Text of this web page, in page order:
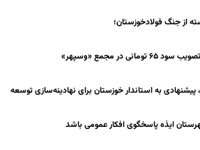
از جنگ فولادخوزستان؛
در مجمع «وسپهر»
به استاندار خوزستان برای نهادینه‌سازی توسعه
ایذه پاسخگوی افکار عمومی باشد